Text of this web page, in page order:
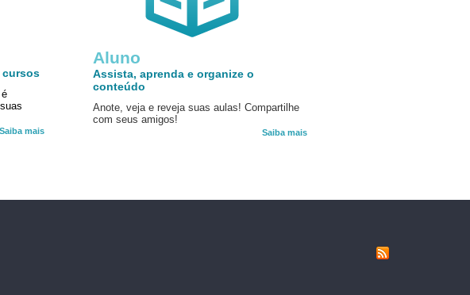
Aluno
Assista, aprenda e organize o
conteúdo
Anote, veja e reveja suas aulas! Compartilhe
com seus amigos!
Saiba mais
cursos
Saiba mais